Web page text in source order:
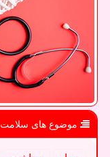
موضوع های سلامت